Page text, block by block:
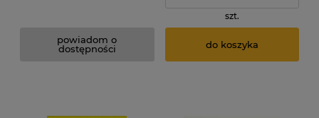
powiadom o
dostępności
szt.
do koszyka